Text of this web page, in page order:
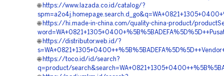
🌐 https://www.lazada.co.id/catalog/?
🌐 https://hi.made-in-china.com/quality-china-product/
🌐 https://distributor.web.id/?
🌐 https://toco.id/id/search?
q=product/